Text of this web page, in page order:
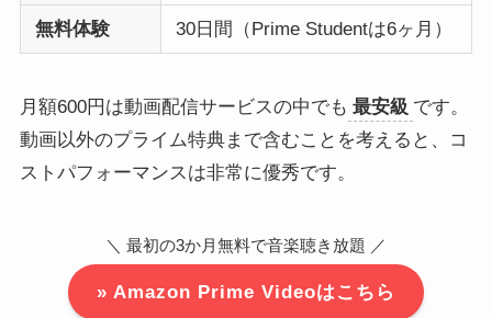
無料体験 30日間（Prime Studentは6ヶ月）
月額600円は動画配信サービスの中でも 最安級 です。
動画以外のプライム特典まで含むことを考えると、コ
ストパフォーマンスは非常に優秀です。
＼ 最初の3か月無料で音楽聴き放題 ／
» Amazon Prime Videoはこちら